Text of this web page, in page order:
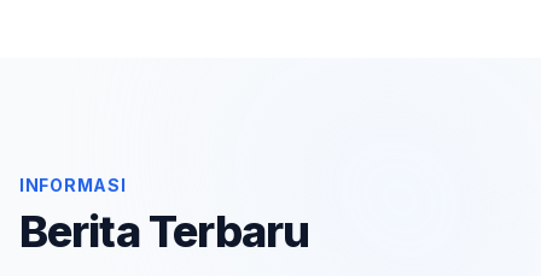
INFORMASI
Berita Terbaru